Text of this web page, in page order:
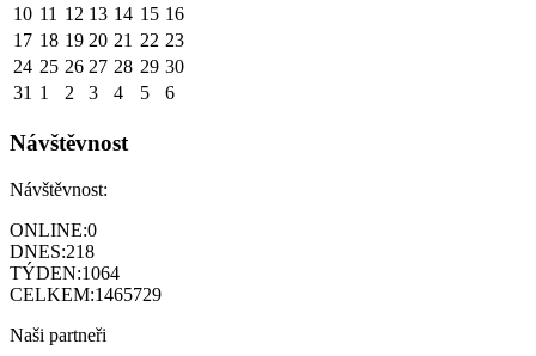
10 11 12 13 14 15 16
17 18 19 20 21 22 23
24 25 26 27 28 29 30
31 1 2 3 4 5 6
Návštěvnost
Návštěvnost:
ONLINE:0
DNES:218
TÝDEN:1064
CELKEM:1465729
Naši partneři